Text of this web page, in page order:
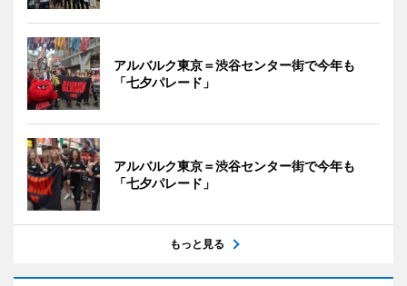
アルバルク東京＝渋谷センター街で今年も
「七夕パレード」
アルバルク東京＝渋谷センター街で今年も
「七夕パレード」
もっと見る